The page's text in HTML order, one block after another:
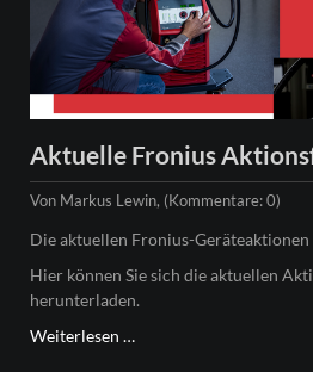
Aktuelle Fronius
Von Markus Lewin, (Kommentare: 0)
Die aktuellen Fronius-
Hier können Sie sich die aktuellen
herunterladen.
Weiterlesen …